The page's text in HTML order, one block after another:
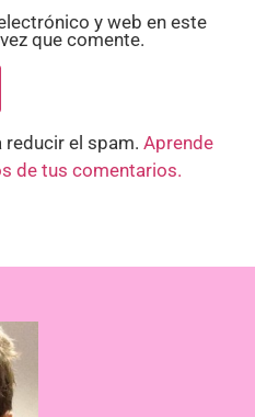
y web en este
que comente.
el spam. Aprende
de tus comentarios.